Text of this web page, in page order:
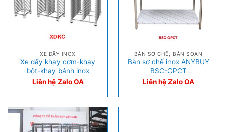
XE ĐẨY INOX
Xe đẩy khay cơm-khay
bột-khay bánh inox
Liên hệ Zalo OA
BÀN SƠ CHẾ, BÀN SOẠN
Bàn sơ chế inox ANYBUY
BSC-GPCT
Liên hệ Zalo OA